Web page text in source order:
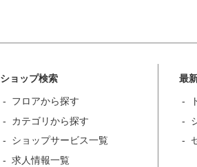
ショップ検索
フロアから探す
カテゴリから探す
ショップサービス一覧
求人情報一覧
最